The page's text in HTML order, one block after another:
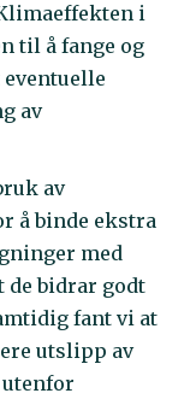
i
til å fange og
av
av
å binde ekstra
med
de bidrar godt
fant vi at
utslipp av